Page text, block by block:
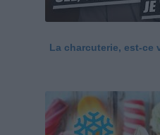
La charcuterie, est-ce